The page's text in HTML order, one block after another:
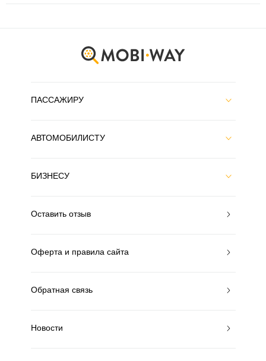
ПАССАЖИРУ
АВТОМОБИЛИСТУ
БИЗНЕСУ
Оставить отзыв
Оферта и правила сайта
Обратная связь
Новости